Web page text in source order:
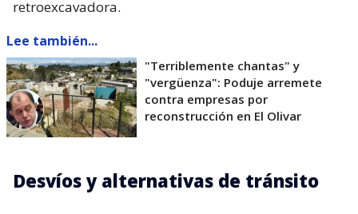
retroexcavadora.
Lee también...
"Terriblemente chantas" y
"vergüenza": Poduje arremete
contra empresas por
reconstrucción en El Olivar
Desvíos y alternativas de tránsito